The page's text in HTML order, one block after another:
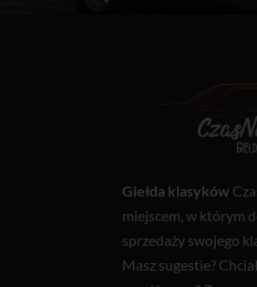
Giełda klasyków
miejscem, w którym
sprzedaży swojego
Masz sugestie?